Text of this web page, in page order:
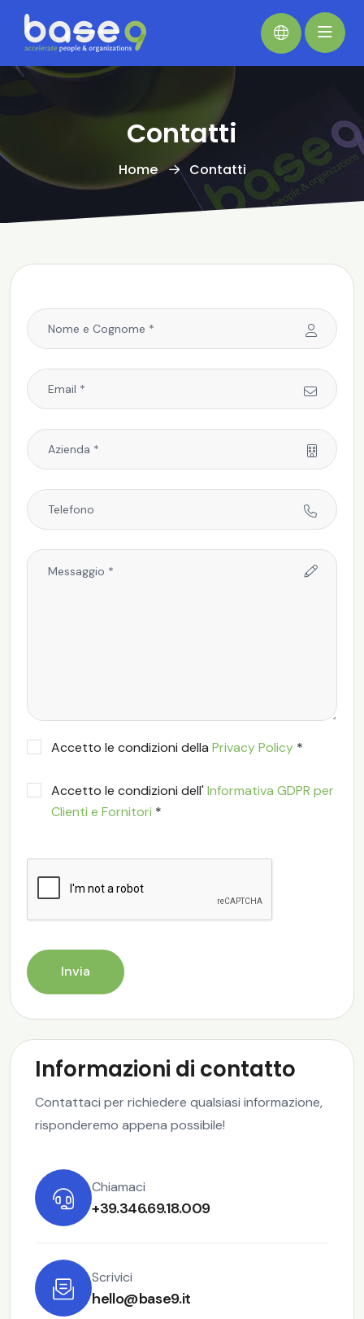
Contatti
Home Contatti
Accetto le condizioni della Privacy Policy *
Accetto le condizioni dell' Informativa GDPR per
Clienti e Fornitori *
Invia
Informazioni di contatto
Contattaci per richiedere qualsiasi informazione,
risponderemo appena possibile!
Chiamaci
+39.346.69.18.009
Scrivici
hello@base9.it